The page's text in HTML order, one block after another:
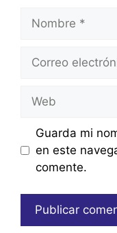
Nombre
Correo
Web
Guarda mi
en este
comente.